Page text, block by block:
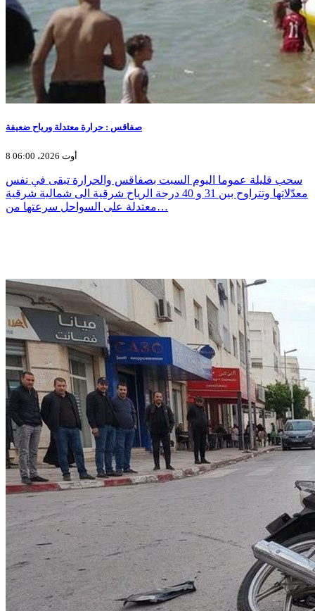
صفاقس : حرارة معتدلة ورياح ضعيفة
8 أوت 2026، 06:00
سحب قليلة عموما اليوم السبت بصفاقس والحرارة تبقى في نفس
معدّلاتها وتتراوح بين 31 و 40 درجة الرياح شرقية الى شمالية شرقية
معتدلة على السواحل سرعتها من…